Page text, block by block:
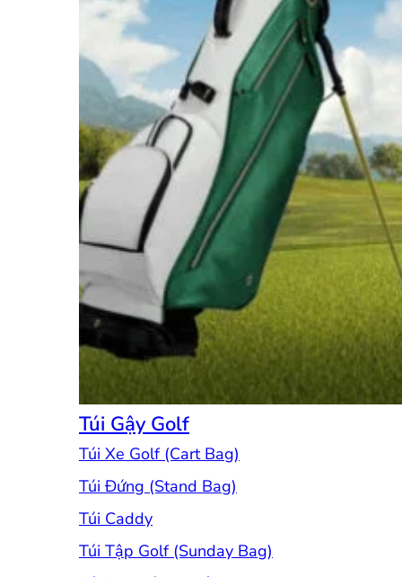
Túi Gậy Golf
Túi Xe Golf (Cart Bag)
Túi Đứng (Stand Bag)
Túi Caddy
Túi Tập Golf (Sunday Bag)